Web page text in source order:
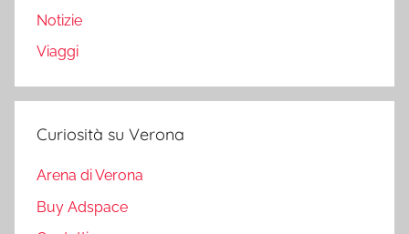
Notizie
Viaggi
Curiosità su Verona
Arena di Verona
Buy Adspace